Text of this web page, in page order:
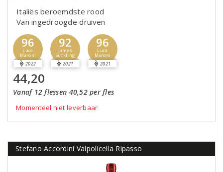
Italiës beroemdste rood
Van ingedroogde druiven
96
Luca
Maroni
2022
92
James
Suckling
2021
96
Luca
Maroni
2021
44,20
Vanaf 12 flessen 40,52 per fles
Momenteel niet leverbaar
Stefano Accordini Valpolicella Ripasso